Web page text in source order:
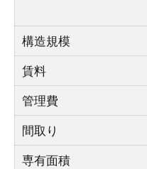
構造規模
賃料
管理費
間取り
専有面積